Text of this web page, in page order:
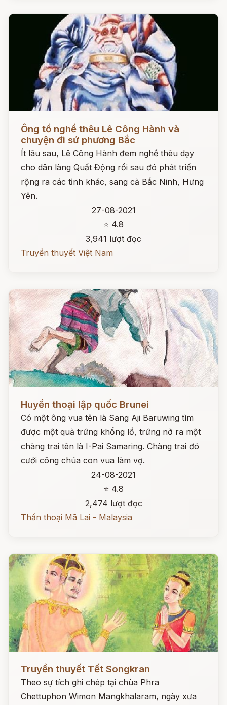
Đọc ngay
Ông tổ nghề thêu Lê Công Hành và
chuyện đi sứ phương Bắc
Ít lâu sau, Lê Công Hành đem nghề thêu dạy
cho dân làng Quất Động rồi sau đó phát triển
rộng ra các tỉnh khác, sang cả Bắc Ninh, Hưng
Yên.
27-08-2021
⭐ 4.8
3,941 lượt đọc
Truyền thuyết Việt Nam
Đọc ngay
Huyền thoại lập quốc Brunei
Có một ông vua tên là Sang Aji Baruwing tìm
được một quả trứng khổng lồ, trứng nở ra một
chàng trai tên là I-Pai Samaring. Chàng trai đó
cưới công chúa con vua làm vợ.
24-08-2021
⭐ 4.8
2,474 lượt đọc
Thần thoại Mã Lai - Malaysia
Đọc ngay
Truyền thuyết Tết Songkran
Theo sự tích ghi chép tại chùa Phra
Chettuphon Wimon Mangkhalaram, ngày xưa